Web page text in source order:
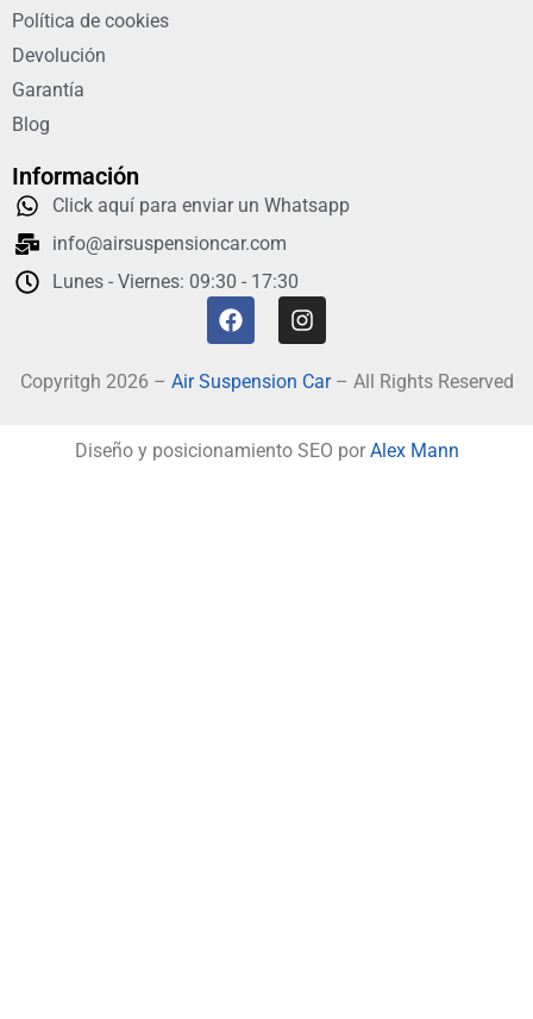
Política de cookies
Devolución
Garantía
Blog
Información
Click aquí para enviar un Whatsapp
info@airsuspensioncar.com
Lunes - Viernes: 09:30 - 17:30
Copyritgh 2026 – Air Suspension Car– All Rights Reserved
Diseño y posicionamiento SEO por Alex Mann